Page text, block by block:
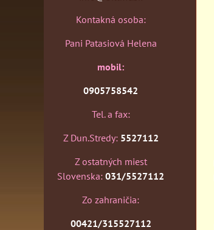
Kontakná osoba:
Pani Patasiová Helena
mobil:
0905758542
Tel. a fax:
Z Dun.Stredy: 5527112
Z ostatných miest
Slovenska: 031/5527112
Zo zahraničia:
00421/315527112